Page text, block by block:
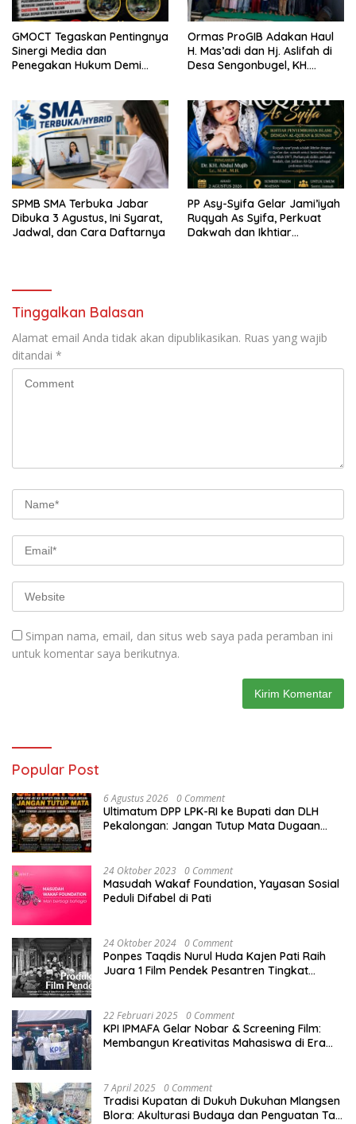
GMOCT Tegaskan Pentingnya
Sinergi Media dan
Penegakan Hukum Demi
Ormas ProGIB Adakan Haul
H. Mas’adi dan Hj. Aslifah di
Desa Sengonbugel, KH.
SPMB SMA Terbuka Jabar
Dibuka 3 Agustus, Ini Syarat,
Jadwal, dan Cara Daftarnya
PP Asy-Syifa Gelar Jami’iyah
Ruqyah As Syifa, Perkuat
Dakwah dan Ikhtiar
Tinggalkan Balasan
Alamat email Anda tidak akan dipublikasikan. Ruas yang wajib
ditandai *
Simpan nama, email, dan situs web saya pada peramban ini
untuk komentar saya berikutnya.
Popular Post
6 Agustus 2026 0 Comment
Ultimatum DPP LPK-RI ke Bupati dan DLH
Pekalongan: Jangan Tutup Mata Dugaan
24 Oktober 2023 0 Comment
Masudah Wakaf Foundation, Yayasan Sosial
Peduli Difabel di Pati
24 Oktober 2024 0 Comment
Ponpes Taqdis Nurul Huda Kajen Pati Raih
Juara 1 Film Pendek Pesantren Tingkat
22 Februari 2025 0 Comment
KPI IPMAFA Gelar Nobar & Screening Film:
Membangun Kreativitas Mahasiswa di Era
7 April 2025 0 Comment
Tradisi Kupatan di Dukuh Dukuhan Mlangsen
Blora: Akulturasi Budaya dan Penguatan Tali